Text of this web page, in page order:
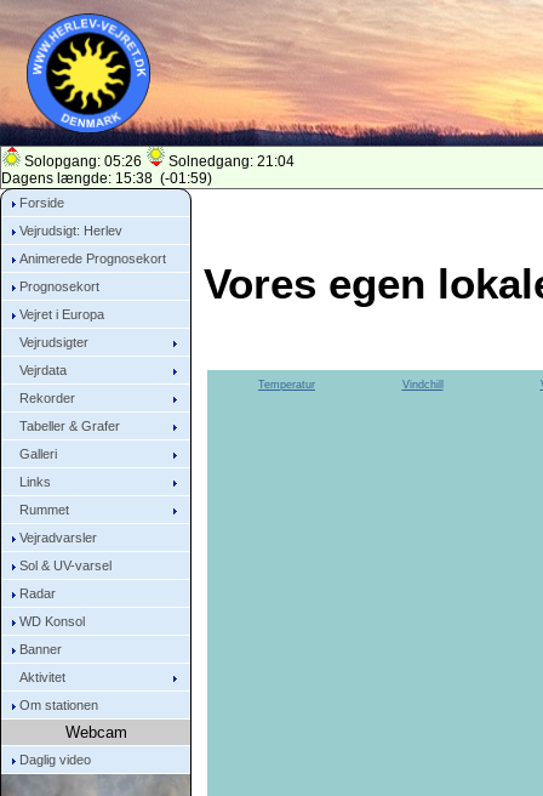
Solopgang: 05:26
Solnedgang: 21:04
Dagens længde: 15:38 (-01:59)
Forside
Vejrudsigt: Herlev
Animerede Prognosekort
Prognosekort
Vejret i Europa
Vejrudsigter
Vejrdata
Rekorder
Tabeller & Grafer
Galleri
Links
Rummet
Vejradvarsler
Sol & UV-varsel
Radar
WD Konsol
Banner
Aktivitet
Om stationen
Webcam
Daglig video
Vores egen
Temperatur Vindchill